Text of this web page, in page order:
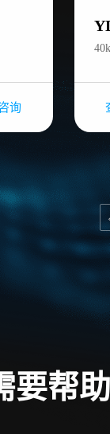
询
要帮助